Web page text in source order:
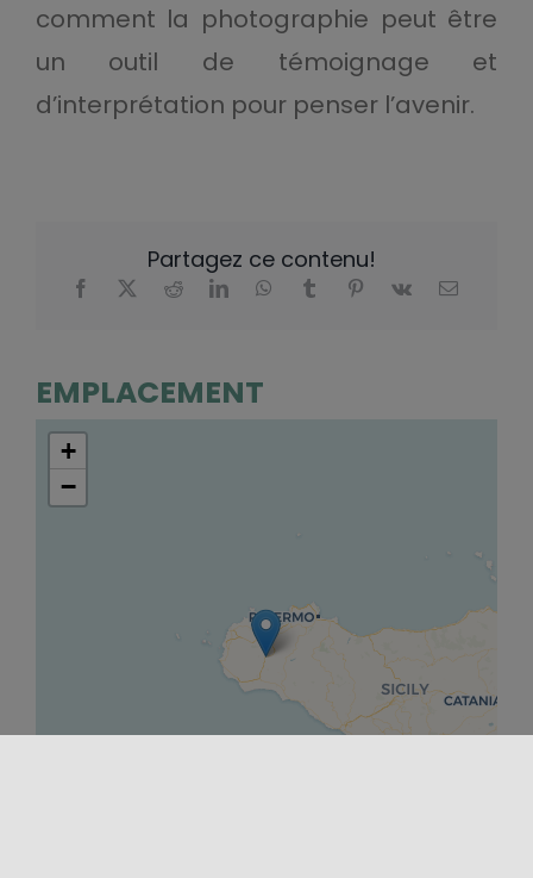
comment la photographie peut être
un outil de témoignage et
d’interprétation pour penser l’avenir.
Partagez ce contenu!
EMPLACEMENT
+
−